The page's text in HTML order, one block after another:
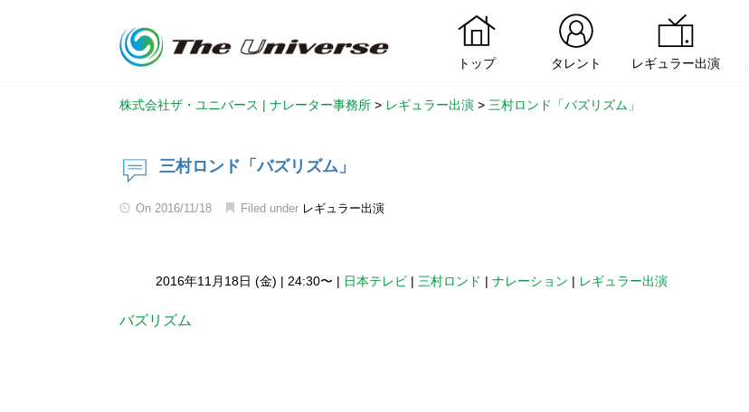
トップ タレント レギュラー出演
株式会社ザ・ユニバース | ナレーター事務所 > レギュラー出演 > 三村ロンド「バズリズム」
三村ロンド「バズリズム」
On 2016/11/18 Filed under レギュラー出演
2016年11月18日 (金) | 24:30〜 | 日本テレビ | 三村ロンド | ナレーション | レギュラー出演
バズリズム